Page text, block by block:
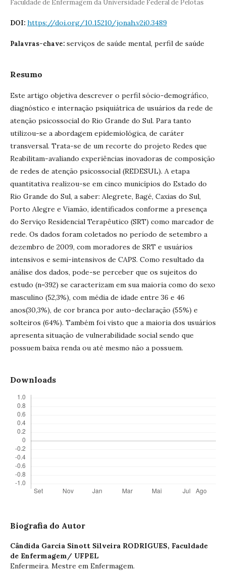
Faculdade de Enfermagem da Universidade Federal de Pelotas
DOI: https://doi.org/10.15210/jonah.v2i0.3489
Palavras-chave: serviços de saúde mental, perfil de saúde
Resumo
Este artigo objetiva descrever o perfil sócio-demográfico,
diagnóstico e internação psiquiátrica de usuários da rede de
atenção psicossocial do Rio Grande do Sul. Para tanto
utilizou-se a abordagem epidemiológica, de caráter
transversal. Trata-se de um recorte do projeto Redes que
Reabilitam-avaliando experiências inovadoras de composição
de redes de atenção psicossocial (REDESUL). A etapa
quantitativa realizou-se em cinco municípios do Estado do
Rio Grande do Sul, a saber: Alegrete, Bagé, Caxias do Sul,
Porto Alegre e Viamão, identificados conforme a presença
do Serviço Residencial Terapêutico (SRT) como marcador de
rede. Os dados foram coletados no período de setembro a
dezembro de 2009, com moradores de SRT e usuários
intensivos e semi-intensivos de CAPS. Como resultado da
análise dos dados, pode-se perceber que os sujeitos do
estudo (n=392) se caracterizam em sua maioria como do sexo
masculino (52,3%), com média de idade entre 36 e 46
anos(30,3%), de cor branca por auto-declaração (55%) e
solteiros (64%). Também foi visto que a maioria dos usuários
apresenta situação de vulnerabilidade social sendo que
possuem baixa renda ou até mesmo não a possuem.
Downloads
Biografia do Autor
Cândida Garcia Sinott Silveira RODRIGUES, Faculdade
de Enfermagem/ UFPEL
Enfermeira. Mestre em Enfermagem.